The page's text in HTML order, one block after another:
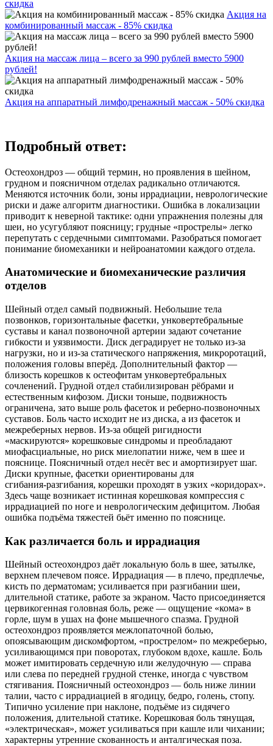
скидка
Акция на
комбинированный массаж - 85% скидка
Акция на массаж лица – всего за 990 рублей вместо 5900
рублей!
Акция на аппаратный лимфодренажный массаж - 50% скидка
Подробный ответ:
Остеохондроз — общий термин, но проявления в шейном,
грудном и поясничном отделах радикально отличаются.
Меняются источник боли, зоны иррадиации, неврологические
риски и даже алгоритм диагностики. Ошибка в локализации
приводит к неверной тактике: одни упражнения полезны для
шеи, но усугубляют поясницу; грудные «прострелы» легко
перепутать с сердечными симптомами. Разобраться помогает
понимание биомеханики и нейроанатомии каждого отдела.
Анатомические и биомеханические различия
отделов
Шейный отдел самый подвижный. Небольшие тела
позвонков, горизонтальные фасетки, унковертебральные
суставы и канал позвоночной артерии задают сочетание
гибкости и уязвимости. Диск деградирует не только из‑за
нагрузки, но и из‑за статического напряжения, микроротаций,
положения головы вперёд. Дополнительный фактор —
близость корешков к остеофитам унковертебральных
сочленений. Грудной отдел стабилизирован рёбрами и
естественным кифозом. Диски тоньше, подвижность
ограничена, зато выше роль фасеток и реберно‑позвоночных
суставов. Боль часто исходит не из диска, а из фасеток и
межреберных нервов. Из‑за общей ригидности
«маскируются» корешковые синдромы и преобладают
миофасциальные, но риск миелопатии ниже, чем в шее и
пояснице. Поясничный отдел несёт вес и амортизирует шаг.
Диски крупные, фасетки ориентированы для
сгибания‑разгибания, корешки проходят в узких «коридорах».
Здесь чаще возникает истинная корешковая компрессия с
иррадиацией по ноге и неврологическим дефицитом. Любая
ошибка подъёма тяжестей бьёт именно по пояснице.
Как различается боль и иррадиация
Шейный остеохондроз даёт локальную боль в шее, затылке,
верхнем плечевом поясе. Иррадиация — в плечо, предплечье,
кисть по дерматомам; усиливается при разгибании шеи,
длительной статике, работе за экраном. Часто присоединяется
цервикогенная головная боль, реже — ощущение «кома» в
горле, шум в ушах на фоне мышечного спазма. Грудной
остеохондроз проявляется межлопаточной болью,
опоясывающим дискомфортом, «прострелом» по межреберью,
усиливающимся при поворотах, глубоком вдохе, кашле. Боль
может имитировать сердечную или желудочную — справа
или слева по передней грудной стенке, иногда с чувством
стягивания. Поясничный остеохондроз — боль ниже линии
талии, часто с иррадиацией в ягодицу, бедро, голень, стопу.
Типично усиление при наклоне, подъёме из сидячего
положения, длительной статике. Корешковая боль тянущая,
«электрическая», может усиливаться при кашле или чихании;
характерны утренние скованность и анталгическая поза.